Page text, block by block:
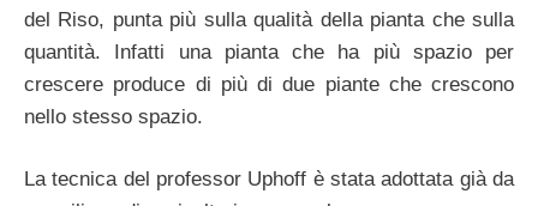
del Riso, punta più sulla qualità della pianta che sulla
quantità. Infatti una pianta che ha più spazio per
crescere produce di più di due piante che crescono
nello stesso spazio.
La tecnica del professor Uphoff è stata adottata già da